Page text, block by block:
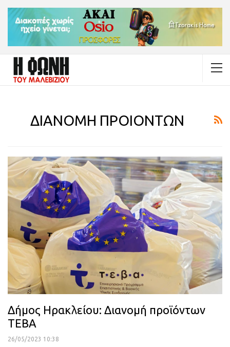
ΔΙΑΝΟΜΗ ΠΡΟΙΟΝΤΩΝ
Δήμος Ηρακλείου: Διανομή προϊόντων
ΤΕΒΑ
26/05/2023 10:38